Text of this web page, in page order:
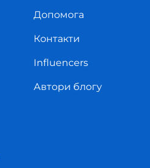
Допомога
Контакти
Influencers
Автори блогу